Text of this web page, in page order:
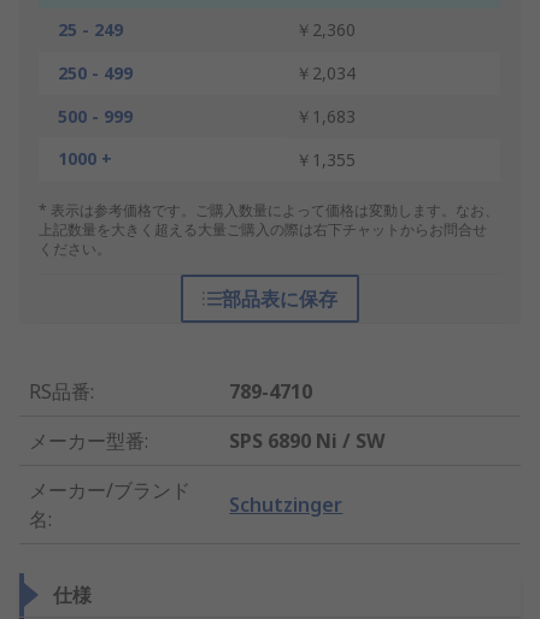
25 - 249
￥2,360
250 - 499
￥2,034
500 - 999
￥1,683
1000 +
￥1,355
* 表示は参考価格です。ご購入数量によって価格は変動します。なお、
上記数量を大きく超える大量ご購入の際は右下チャットからお問合せ
ください。
部品表に保存
RS品番:
789-4710
メーカー型番:
SPS 6890 Ni / SW
メーカー/ブランド
名:
Schutzinger
仕様